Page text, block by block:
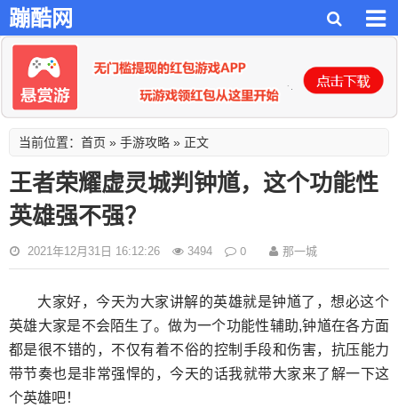
蹦酷网
当前位置： 首页 » 手游攻略 » 正文
王者荣耀虚灵城判钟馗，这个功能性
英雄强不强？
2021年12月31日 16:12:26 3494 0 那一城
大家好，今天为大家讲解的英雄就是钟馗了，想必这个
英雄大家是不会陌生了。做为一个功能性辅助,钟馗在各方面
都是很不错的，不仅有着不俗的控制手段和伤害，抗压能力
带节奏也是非常强悍的，今天的话我就带大家来了解一下这
个英雄吧！